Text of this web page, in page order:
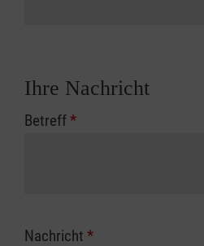
Ihre Nachricht
Betreff*
Nachricht *